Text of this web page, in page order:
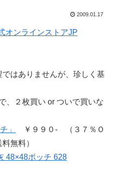
2009.01.17
はありませんが、珍しく基
、２枚買い or ついで買いな
」
￥９９０- （３７％Ｏ
無料）